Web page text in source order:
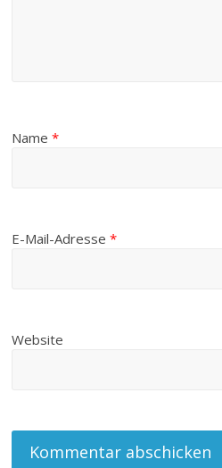
Name*
E-Mail-Adresse*
Website